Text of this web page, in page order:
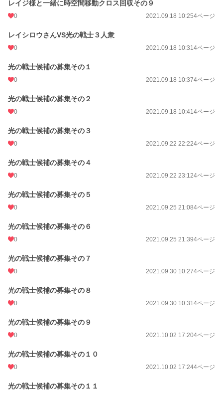
レイジ様と一緒に時空間移動クロス回収その９
0 2021.09.18 10:254ページ
レイシロウさんVS光の戦士３人衆
0 2021.09.18 10:314ページ
光の戦士候補の募集その１
0 2021.09.18 10:374ページ
光の戦士候補の募集その２
0 2021.09.18 10:414ページ
光の戦士候補の募集その３
0 2021.09.22 22:224ページ
光の戦士候補の募集その４
0 2021.09.22 23:124ページ
光の戦士候補の募集その５
0 2021.09.25 21:084ページ
光の戦士候補の募集その６
0 2021.09.25 21:394ページ
光の戦士候補の募集その７
0 2021.09.30 10:274ページ
光の戦士候補の募集その８
0 2021.09.30 10:314ページ
光の戦士候補の募集その９
0 2021.10.02 17:204ページ
光の戦士候補の募集その１０
0 2021.10.02 17:244ページ
光の戦士候補の募集その１１